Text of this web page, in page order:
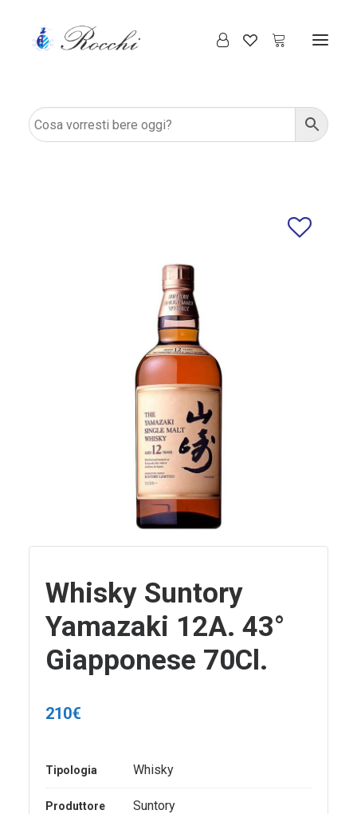
Whisky Suntory
Yamazaki 12A. 43°
Giapponese 70Cl.
210€
Tipologia Whisky
Produttore Suntory